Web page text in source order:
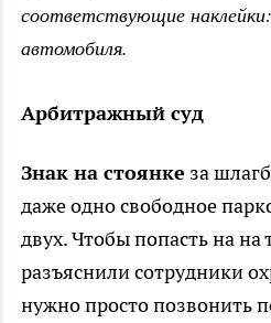
соответствующие
автомобиля.
Арбитражный суд
Знак на стоянке за
даже одно свободное
двух. Чтобы попасть на
разъяснили сотрудники
нужно просто позвонить